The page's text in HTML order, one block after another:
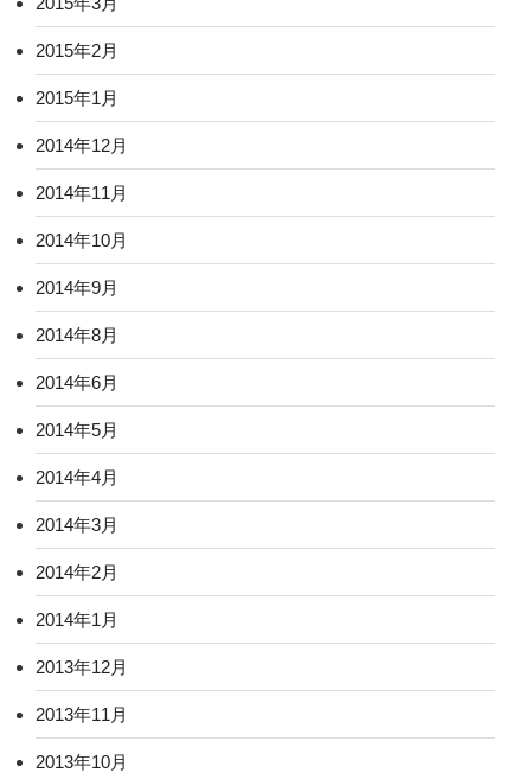
2015年2月
2015年1月
2014年12月
2014年11月
2014年10月
2014年9月
2014年8月
2014年6月
2014年5月
2014年4月
2014年3月
2014年2月
2014年1月
2013年12月
2013年11月
2013年10月